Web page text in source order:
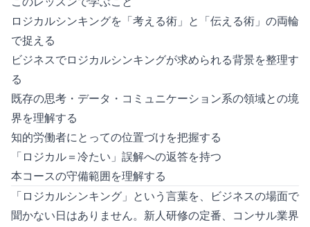
ロジカルシンキングを「考える術」と「伝える術」の両輪
で捉える
ビジネスでロジカルシンキングが求められる背景を整理す
る
既存の思考・データ・コミュニケーション系の領域との境
界を理解する
知的労働者にとっての位置づけを把握する
「ロジカル＝冷たい」誤解への返答を持つ
本コースの守備範囲を理解する
「ロジカルシンキング」という言葉を、ビジネスの場面で
聞かない日はありません。新人研修の定番、コンサル業界